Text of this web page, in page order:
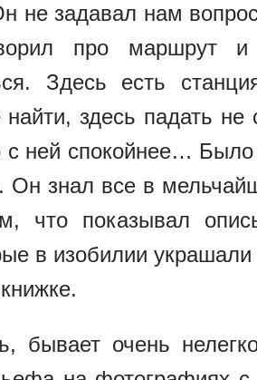
не задавал нам
про
Здесь есть
здесь падать не
с ней спокойнее…
Он знал все в
что показывал
в изобилии
бывает очень